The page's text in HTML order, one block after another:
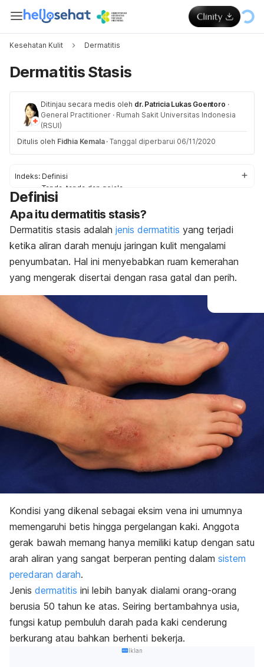
Kesehatan Kulit Dermatitis
Dermatitis Stasis
Ditinjau secara medis oleh dr. Patricia Lukas Goentoro ·
General Practitioner · Rumah Sakit Universitas Indonesia
(RSUI)
Ditulis oleh Fidhia Kemala · Tanggal diperbarui 06/11/2020
Indeks: Definisi
Tanda-tanda dan gejala
Penyebab
Faktor-faktor risiko
Obat dan pengobatan
Pengobatan di rumah
Definisi
Apa itu dermatitis stasis?
Dermatitis stasis adalah jenis dermatitis yang terjadi
ketika aliran darah menuju jaringan kulit mengalami
penyumbatan. Hal ini menyebabkan ruam kemerahan
yang mengerak disertai dengan rasa gatal dan perih.
Kondisi yang dikenal sebagai eksim vena ini umumnya
memengaruhi betis hingga pergelangan kaki. Anggota
gerak bawah memang hanya memiliki katup dengan satu
arah aliran yang sangat berperan penting dalam sistem
peredaran darah.
Jenis dermatitis ini lebih banyak dialami orang-orang
berusia 50 tahun ke atas. Seiring bertambahnya usia,
fungsi katup pembuluh darah pada kaki cenderung
berkurang atau bahkan berhenti bekerja.
Iklan